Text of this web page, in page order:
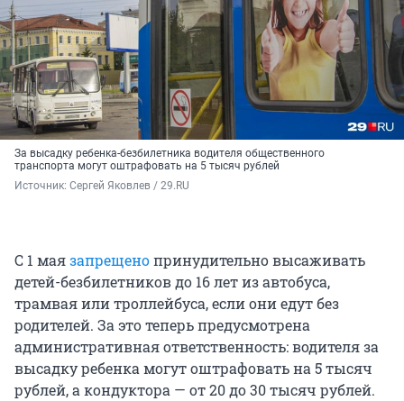
За высадку ребенка-безбилетника водителя общественного
транспорта могут оштрафовать на 5 тысяч рублей
Источник: Сергей Яковлев / 29.RU
С 1 маязапрещенопринудительно высаживать
детей-безбилетников до 16 лет из автобуса,
трамвая или троллейбуса, если они едут без
родителей. За это теперь предусмотрена
административная ответственность: водителя за
высадку ребенка могут оштрафовать на 5 тысяч
рублей, а кондуктора — от 20 до 30 тысяч рублей.